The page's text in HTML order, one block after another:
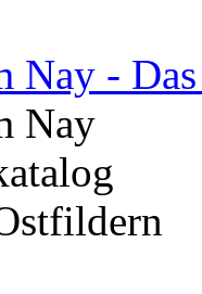
Nay -
Nay